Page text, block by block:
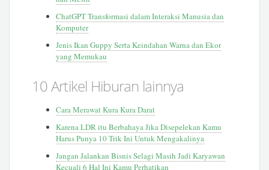
ChatGPT Transformasi dalam Interaksi Manusia dan
Komputer
Jenis Ikan Guppy Serta Keindahan Warna dan Ekor
yang Memukau
10 Artikel Hiburan lainnya
Cara Merawat Kura Kura Darat
Karena LDR itu Berbahaya Jika Disepelekan Kamu
Harus Punya 10 Trik Ini Untuk Mengakalinya
Jangan Jalankan Bisnis Selagi Masih Jadi Karyawan
Kecuali 6 Hal Ini Kamu Perhatikan